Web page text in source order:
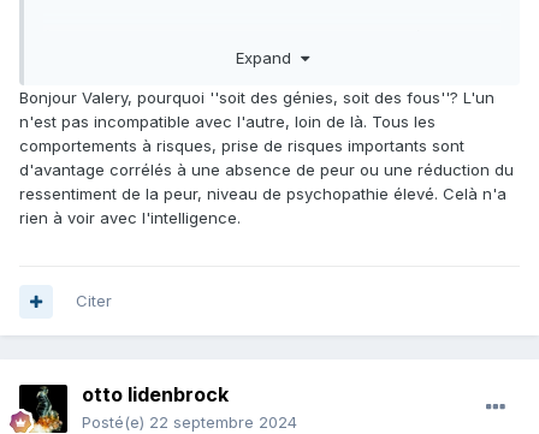
dans les deux cas,je m'incline devant leur intelligence
ou leur folie originalequi sont, par définition ,en dehors
de la moyenne sociale sur la courbe gaussienne
pourquoi je m'incline ?
par la moyenne sociale qui par définition ne veut rien
une preuve ?
Expand
Bonjour Valery, pourquoi ''soit des génies, soit des fous''? L'un
n'est pas incompatible avec l'autre, loin de là. Tous les
comportements à risques, prise de risques importants sont
d'avantage corrélés à une absence de peur ou une réduction du
ressentiment de la peur, niveau de psychopathie élevé. Celà n'a
rien à voir avec l'intelligence.
Citer
otto lidenbrock
Posté(e) 22 septembre 2024